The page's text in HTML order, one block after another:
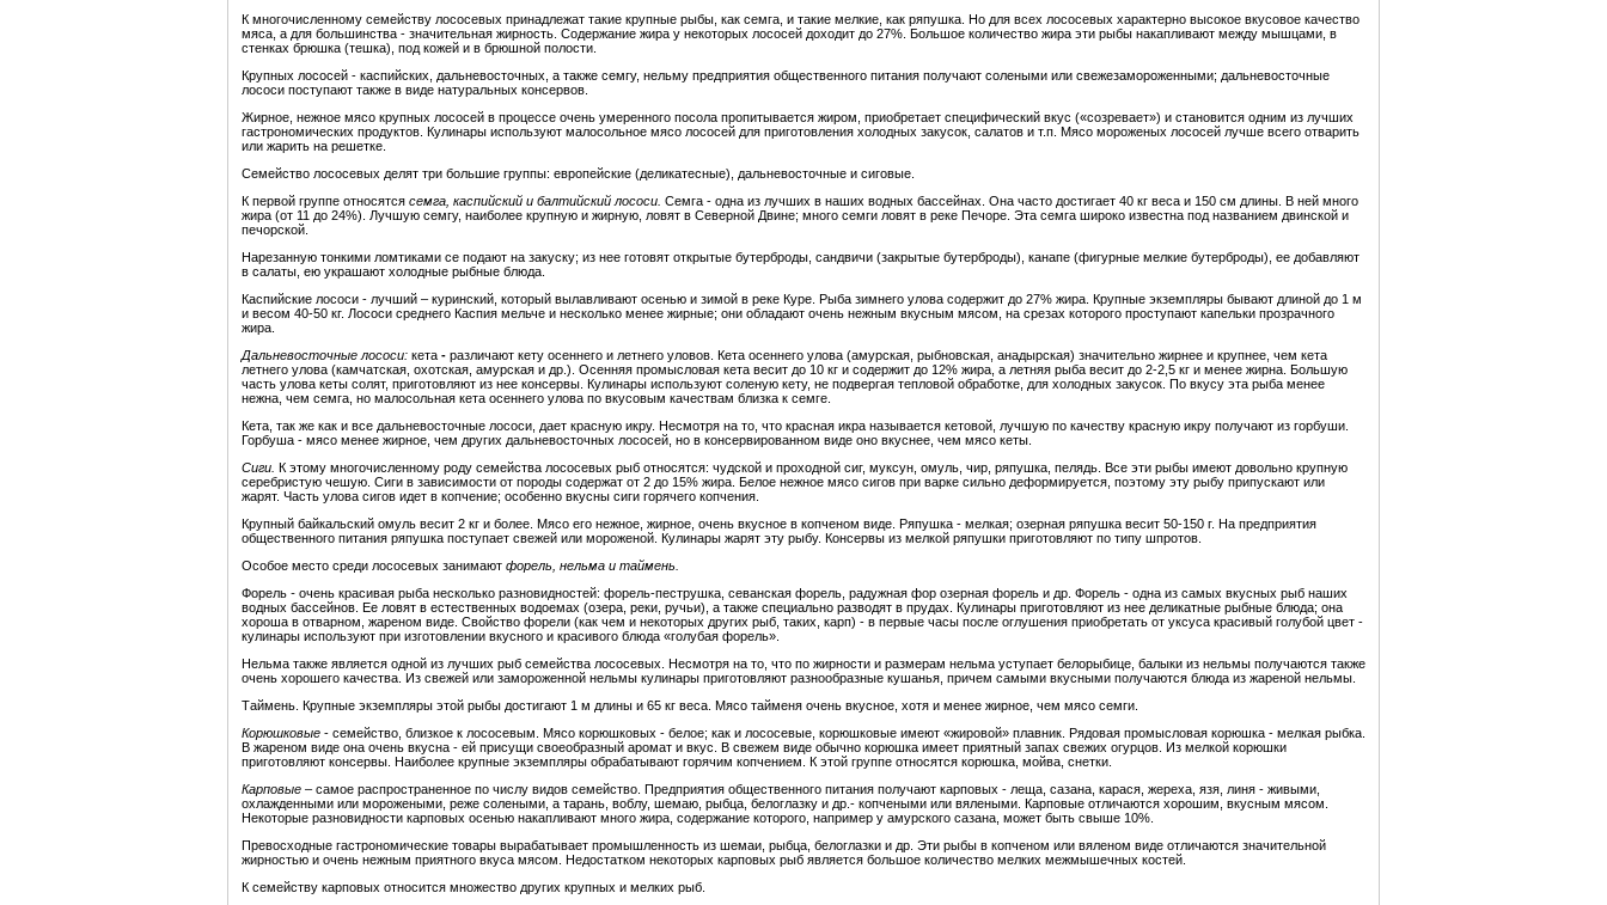
К многочисленному семейству лососевых принадлежат такие крупные рыбы, как семга, и такие мелкие, как ряпушка. Но для всех лососевых характерно высокое вкусовое качество
мяса, а для большинства - значительная жирность. Содержание жира у некоторых лососей доходит до 27%. Большое количество жира эти рыбы накапливают между мышцами, в
стенках брюшка (тешка), под кожей и в брюшной полости.
Крупных лососей - каспийских, дальневосточных, а также семгу, нельму предприятия общественного питания получают солеными или свежезамороженными; дальневосточные
лососи поступают также в виде натуральных консервов.
Жирное, нежное мясо крупных лососей в процессе очень умеренного посола пропитывается жиром, приобретает специфический вкус («созревает») и становится одним из лучших
гастрономических продуктов. Кулинары используют малосольное мясо лососей для приготовления холодных закусок, салатов и т.п. Мясо мороженых лососей лучше всего отварить
или жарить на решетке.
Семейство лососевых делят три большие группы: европейские (деликатесные), дальневосточные и сиговые.
К первой группе относятся семга, каспийский и балтийский лососи. Семга - одна из лучших в наших водных бассейнах. Она часто достигает 40 кг веса и 150 см длины. В ней много
жира (от 11 до 24%). Лучшую семгу, наиболее крупную и жирную, ловят в Северной Двине; много семги ловят в реке Печоре. Эта семга широко известна под названием двинской и
печорской.
Нарезанную тонкими ломтиками се подают на закуску; из нее готовят открытые бутерброды, сандвичи (закрытые бутерброды), канапе (фигурные мелкие бутерброды), ее добавляют
в салаты, ею украшают холодные рыбные блюда.
Каспийские лососи - лучший – куринский, который вылавливают осенью и зимой в реке Куре. Рыба зимнего улова содержит до 27% жира. Крупные экземпляры бывают длиной до 1 м
и весом 40-50 кг. Лососи среднего Каспия мельче и несколько менее жирные; они обладают очень нежным вкусным мясом, на срезах которого проступают капельки прозрачного
жира.
Дальневосточные лососи: кета - различают кету осеннего и летнего уловов. Кета осеннего улова (амурская, рыбновская, анадырская) значительно жирнее и крупнее, чем кета
летнего улова (камчатская, охотская, амурская и др.). Осенняя промысловая кета весит до 10 кг и содержит до 12% жира, а летняя рыба весит до 2-2,5 кг и менее жирна. Большую
часть улова кеты солят, приготовляют из нее консервы. Кулинары используют соленую кету, не подвергая тепловой обработке, для холодных закусок. По вкусу эта рыба менее
нежна, чем семга, но малосольная кета осеннего улова по вкусовым качествам близка к семге.
Кета, так же как и все дальневосточные лососи, дает красную икру. Несмотря на то, что красная икра называется кетовой, лучшую по качеству красную икру получают из горбуши.
Горбуша - мясо менее жирное, чем других дальневосточных лососей, но в консервированном виде оно вкуснее, чем мясо кеты.
Сиги. К этому многочисленному роду семейства лососевых рыб относятся: чудской и проходной сиг, муксун, омуль, чир, ряпушка, пелядь. Все эти рыбы имеют довольно крупную
серебристую чешую. Сиги в зависимости от породы содержат от 2 до 15% жира. Белое нежное мясо сигов при варке сильно деформируется, поэтому эту рыбу припускают или
жарят. Часть улова сигов идет в копчение; особенно вкусны сиги горячего копчения.
Крупный байкальский омуль весит 2 кг и более. Мясо его нежное, жирное, очень вкусное в копченом виде. Ряпушка - мелкая; озерная ряпушка весит 50-150 г. На предприятия
общественного питания ряпушка поступает свежей или мороженой. Кулинары жарят эту рыбу. Консервы из мелкой ряпушки приготовляют по типу шпротов.
Особое место среди лососевых занимают форель, нельма и таймень.
Форель - очень красивая рыба несколько разновидностей: форель-пеструшка, севанская форель, радужная фор озерная форель и др. Форель - одна из самых вкусных рыб наших
водных бассейнов. Ее ловят в естественных водоемах (озера, реки, ручьи), а также специально разводят в прудах. Кулинары приготовляют из нее деликатные рыбные блюда; она
хороша в отварном, жареном виде. Свойство форели (как чем и некоторых других рыб, таких, карп) - в первые часы после оглушения приобретать от уксуса красивый голубой цвет -
кулинары используют при изготовлении вкусного и красивого блюда «голубая форель».
Нельма также является одной из лучших рыб семейства лососевых. Несмотря на то, что по жирности и размерам нельма уступает белорыбице, балыки из нельмы получаются также
очень хорошего качества. Из свежей или замороженной нельмы кулинары приготовляют разнообразные кушанья, причем самыми вкусными получаются блюда из жареной нельмы.
Таймень. Крупные экземпляры этой рыбы достигают 1 м длины и 65 кг веса. Мясо тайменя очень вкусное, хотя и менее жирное, чем мясо семги.
Корюшковые - семейство, близкое к лососевым. Мясо корюшковых - белое; как и лососевые, корюшковые имеют «жировой» плавник. Рядовая промысловая корюшка - мелкая рыбка.
В жареном виде она очень вкусна - ей присущи своеобразный аромат и вкус. В свежем виде обычно корюшка имеет приятный запах свежих огурцов. Из мелкой корюшки
приготовляют консервы. Наиболее крупные экземпляры обрабатывают горячим копчением. К этой группе относятся корюшка, мойва, снетки.
Карповые – самое распространенное по числу видов семейство. Предприятия общественного питания получают карповых - леща, сазана, карася, жереха, язя, линя - живыми,
охлажденными или морожеными, реже солеными, а тарань, воблу, шемаю, рыбца, белоглазку и др.- копчеными или вялеными. Карповые отличаются хорошим, вкусным мясом.
Некоторые разновидности карповых осенью накапливают много жира, содержание которого, например у амурского сазана, может быть свыше 10%.
Превосходные гастрономические товары вырабатывает промышленность из шемаи, рыбца, белоглазки и др. Эти рыбы в копченом или вяленом виде отличаются значительной
жирностью и очень нежным приятного вкуса мясом. Недостатком некоторых карповых рыб является большое количество мелких межмышечных костей.
К семейству карповых относится множество других крупных и мелких рыб.